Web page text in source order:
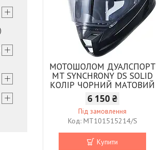
МОТОШОЛОМ ДУАЛСПОРТ
MT SYNCHRONY DS SOLID
КОЛІР ЧОРНИЙ МАТОВИЙ
6 150 ₴
Під замовлення
MT101515214/S
Купити